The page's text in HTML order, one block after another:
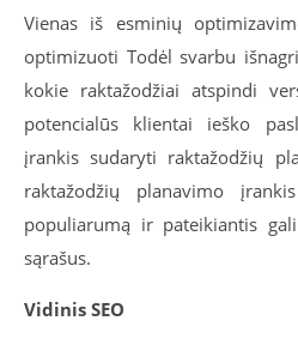
Vienas iš esminių
optimizuoti Todėl svarbu
kokie raktažodžiai atspindi
potencialūs klientai ieško
įrankis sudaryti raktažodžių
raktažodžių planavimo
populiarumą ir pateikiantis
sąrašus.
Vidinis SEO